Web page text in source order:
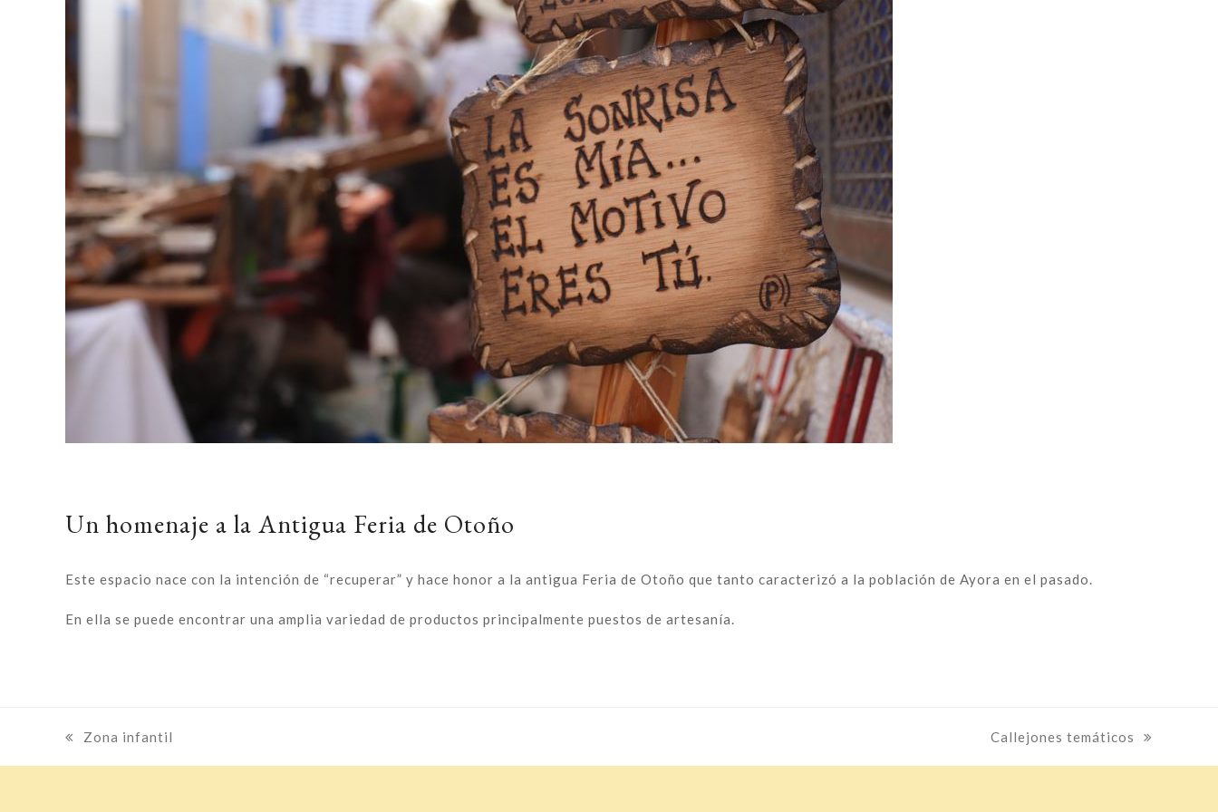
Un homenaje a la Antigua Feria de Otoño
Este espacio nace con la intención de “recuperar” y hace honor a la antigua Feria de Otoño que tanto caracterizó a la población de Ayora en el pasado.
En ella se puede encontrar una amplia variedad de productos principalmente puestos de artesanía.
previous
Zona infantil
next
Callejones temáticos